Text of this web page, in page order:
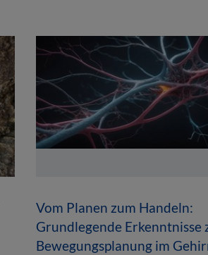
Vom Planen zum Handeln:
Grundlegende Erkenntnisse
Bewegungsplanung im